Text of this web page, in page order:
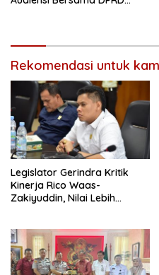
Rekomendasi untuk
Legislator Gerindra Kritik
Kinerja Rico Waas-
Zakiyuddin, Nilai Lebih
Keluhan Warga